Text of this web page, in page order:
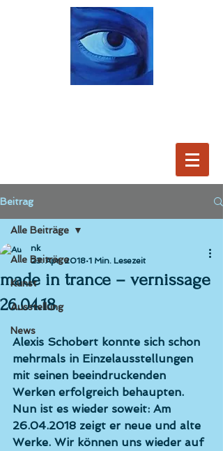
Beitrag
Alle Beiträge
Kunst
Ausstellung
News
Alle Beiträge
made in trance – vernissage
26.04.18
nk
23. Apr. 2018 1 Min. Lesezeit
Alexis Schobert konnte sich schon
mehrmals in Einzelausstellungen
mit seinen beeindruckenden
Werken erfolgreich behaupten.
Nun ist es wieder soweit: Am
26.04.2018 zeigt er neue und alte
Werke. Wir können uns wieder auf